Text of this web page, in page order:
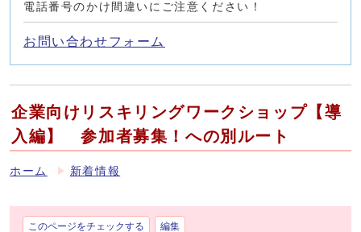
電話番号のかけ間違いにご注意ください！
お問い合わせフォーム
企業向けリスキリングワークショップ【導
入編】 参加者募集！への別ルート
ホーム 新着情報
このページをチェックする 編集